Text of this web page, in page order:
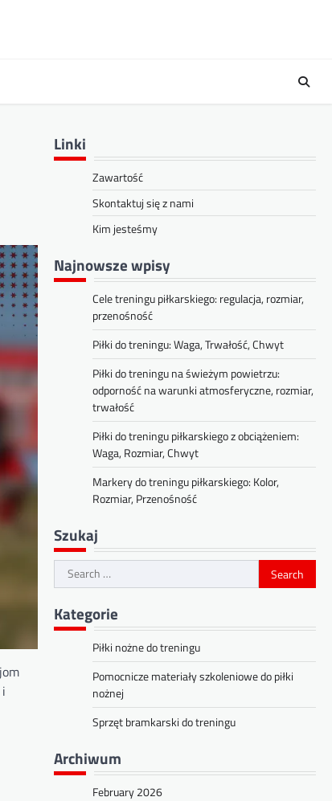
i
Linki
Zawartość
Skontaktuj się z nami
Kim jesteśmy
Najnowsze wpisy
Cele treningu piłkarskiego: regulacja, rozmiar,
przenośność
Piłki do treningu: Waga, Trwałość, Chwyt
Piłki do treningu na świeżym powietrzu:
odporność na warunki atmosferyczne, rozmiar,
trwałość
Piłki do treningu piłkarskiego z obciążeniem:
Waga, Rozmiar, Chwyt
Markery do treningu piłkarskiego: Kolor,
Rozmiar, Przenośność
Szukaj
Search
for:
Kategorie
Piłki nożne do treningu
Pomocnicze materiały szkoleniowe do piłki
nożnej
Sprzęt bramkarski do treningu
Archiwum
February 2026